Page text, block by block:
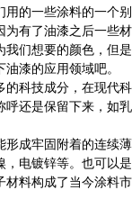
的一些涂料的一个别
为有了油漆之后一些材
们想要的颜色，但是
漆的应用领域吧。
的科技成分，在现代科
呼还是保留下来，如乳
形成牢固附着的连续薄
，电镀锌等。也可以是
材料构成了当今涂料市